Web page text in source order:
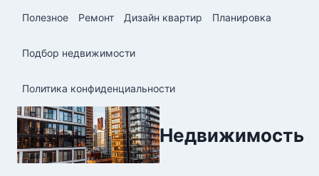
содержимому
Полезное Ремонт Дизайн квартир Планировка
Подбор недвижимости
Политика конфиденциальности
Недвижимость